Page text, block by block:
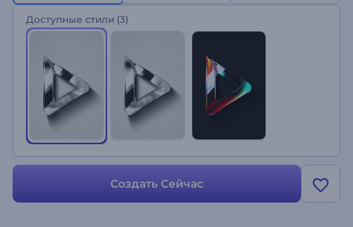
отражения в зависимости от цветов вашего бренда. Вот как
это выглядит, когда изысканность встречается с инновациями.
Доступные стили (3)
Создать Сейчас